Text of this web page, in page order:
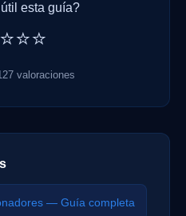
esta guía?
valoraciones
— Guía completa